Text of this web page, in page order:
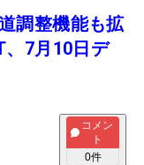
調整機能も拡
、7月10日デ
コメン
ト
0件